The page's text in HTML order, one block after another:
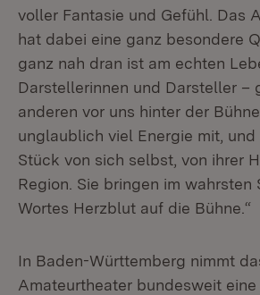
voller Fantasie und Gefühl. Das
hat dabei eine ganz besondere
ganz nah dran ist am echten
Darstellerinnen und Darsteller –
anderen vor uns hinter der
unglaublich viel Energie mit, und
Stück von sich selbst, von ihrer
Region. Sie bringen im wahrsten
Wortes Herzblut auf die Bühne.“
In Baden-Württemberg nimmt
Amateurtheater bundesweit